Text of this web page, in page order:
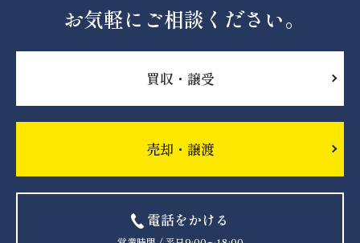
お気軽にご相談ください。
買収・譲受
売却・譲渡
電話をかける